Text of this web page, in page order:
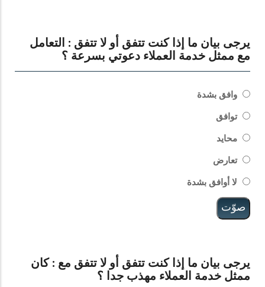
يرجى بيان ما إذا كنت تتفق أو لا تتفق : التعامل
مع ممثل خدمة العملاء دعوتي بسرعة ؟
وافق بشدة
توافق
محايد
تعارض
لا أوافق بشدة
يرجى بيان ما إذا كنت تتفق أو لا تتفق مع : كان
ممثل خدمة العملاء مهذب جدا ؟